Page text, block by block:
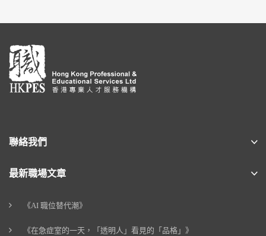
聯絡我們
最新職場文章
《AI 職位替代潮》
《在急症室的一天，「透明人」看見的「品格」》